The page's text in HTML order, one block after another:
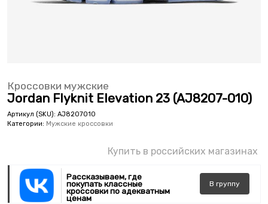
Кроссовки мужские
Jordan Flyknit Elevation 23 (AJ8207-010)
Артикул (SKU): AJ8207010
Категории: Мужские кроссовки
Купить в российских магазинах
Рассказываем, где
покупать классные
кроссовки по адекватным
ценам
В группу